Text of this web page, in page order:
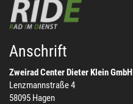
Anschrift
Zweirad Center Dieter Klein GmbH
Lenzmannstraße 4
58095 Hagen